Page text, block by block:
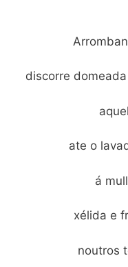
discorre
ate o
á
xélida e
noutros